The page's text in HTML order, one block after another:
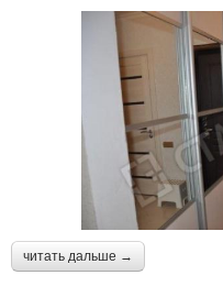
читать дальше →